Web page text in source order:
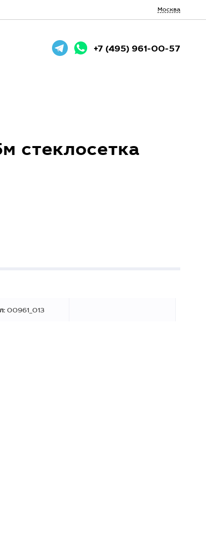
Москва
+7 (495) 961-00-57
стеклосетка
00961_013